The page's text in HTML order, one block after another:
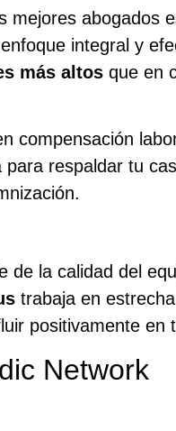
mejores abogados
integral y
más altos que en
compensación
respaldar tu
de la calidad del
trabaja en
positivamente en
Network